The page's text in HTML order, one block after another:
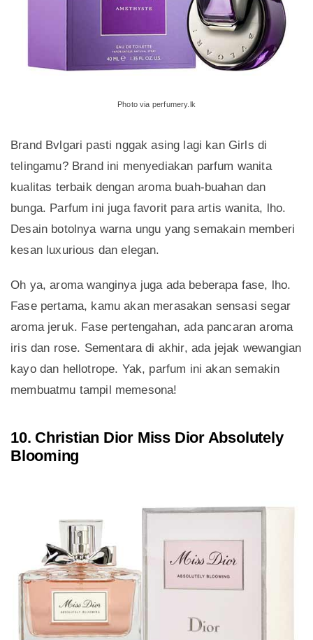
Photo via perfumery.lk
Brand Bvlgari pasti nggak asing lagi kan Girls di
telingamu? Brand ini menyediakan parfum wanita
kualitas terbaik dengan aroma buah-buahan dan
bunga. Parfum ini juga favorit para artis wanita, lho.
Desain botolnya warna ungu yang semakain memberi
kesan luxurious dan elegan.
Oh ya, aroma wanginya juga ada beberapa fase, lho.
Fase pertama, kamu akan merasakan sensasi segar
aroma jeruk. Fase pertengahan, ada pancaran aroma
iris dan rose. Sementara di akhir, ada jejak wewangian
kayo dan hellotrope. Yak, parfum ini akan semakin
membuatmu tampil memesona!
10. Christian Dior Miss Dior Absolutely
Blooming